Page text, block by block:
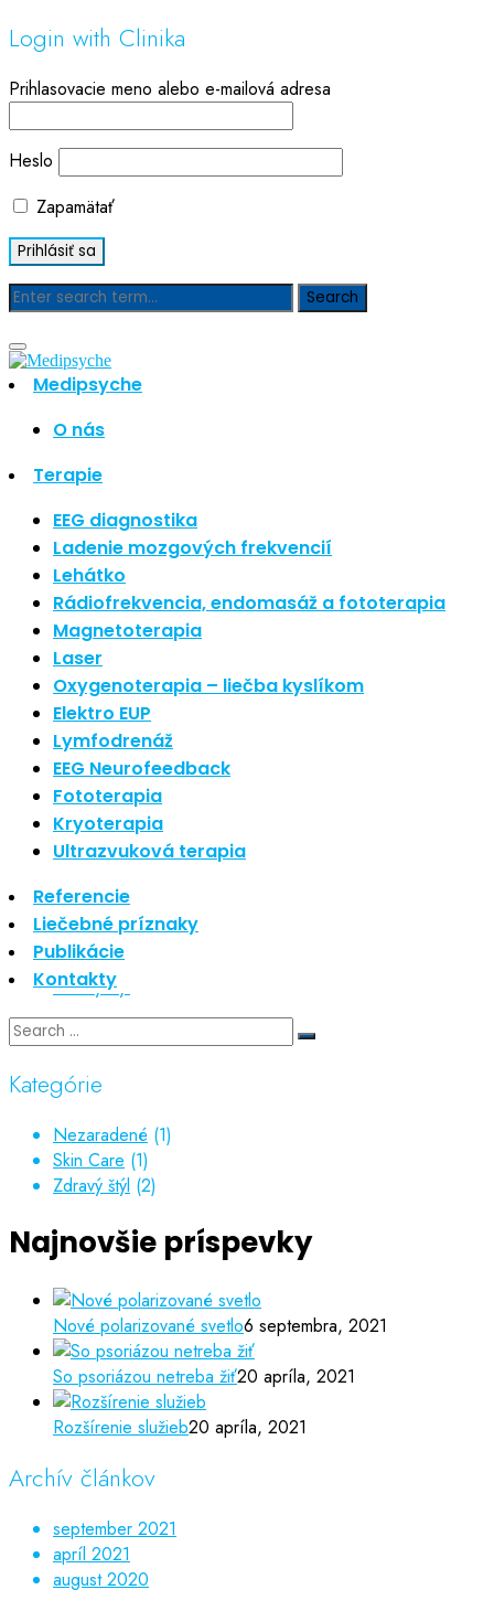
Login with Clinika
Prihlasovacie meno alebo e-mailová adresa
Heslo
Zapamätať
Medipsyche
O nás
Terapie
EEG diagnostika
Ladenie mozgových frekvencií
Lehátko
Rádiofrekvencia, endomasáž a fototerapia
Magnetoterapia
Laser
Oxygenoterapia – liečba kyslíkom
Elektro EUP
Lymfodrenáž
EEG Neurofeedback
Fototerapia
Kryoterapia
Ultrazvuková terapia
Referencie
Liečebné príznaky
Publikácie
Kontakty
Blog
Hľadať
Najnovšie články
Nové polarizované svetlo
So psoriázou netreba žiť
Rozšírenie služieb
Hudba a vývoj mozgu
Najnovšie komentáre
Žiadne komentáre na zobrazenie.
Archív
september 2021
apríl 2021
august 2020
Kategórie
Nezaradené
Skin Care
Zdravý štýl
Kategórie
Nezaradené (1)
Skin Care (1)
Zdravý štýl (2)
Najnovšie príspevky
Nové polarizované svetlo6 septembra, 2021
So psoriázou netreba žiť20 apríla, 2021
Rozšírenie služieb20 apríla, 2021
Archív článkov
september 2021
apríl 2021
august 2020